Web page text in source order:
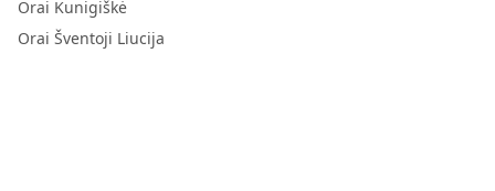
Orai Kunigiškė
Orai Šventoji Liucija